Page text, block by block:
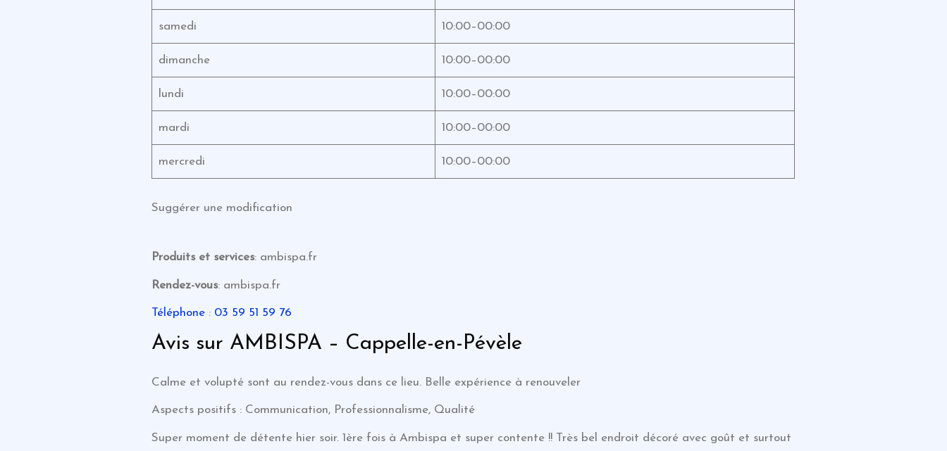
samedi 10:00–00:00
dimanche 10:00–00:00
lundi 10:00–00:00
mardi 10:00–00:00
mercredi 10:00–00:00
Suggérer une modification
Produits et services: ambispa.fr
Rendez-vous: ambispa.fr
Téléphone : 03 59 51 59 76
Avis sur AMBISPA – Cappelle-en-Pévèle
Calme et volupté sont au rendez-vous dans ce lieu. Belle expérience à renouveler
Aspects positifs : Communication, Professionnalisme, Qualité
Super moment de détente hier soir. 1ère fois à Ambispa et super contente !! Très bel endroit décoré avec goût et surtout